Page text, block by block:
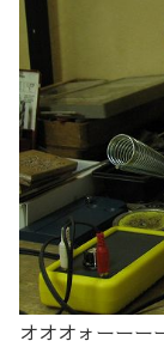
オオオォー